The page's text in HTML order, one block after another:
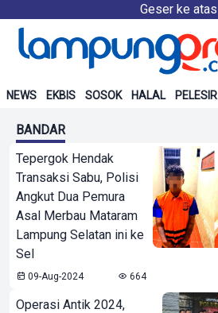
Geser ke atas
NEWS EKBIS SOSOK HALAL PELESIR
BANDAR
Tepergok Hendak
Transaksi Sabu, Polisi
Angkut Dua Pemura
Asal Merbau Mataram
Lampung Selatan ini ke
Sel
09-Aug-2024 664
Operasi Antik 2024,